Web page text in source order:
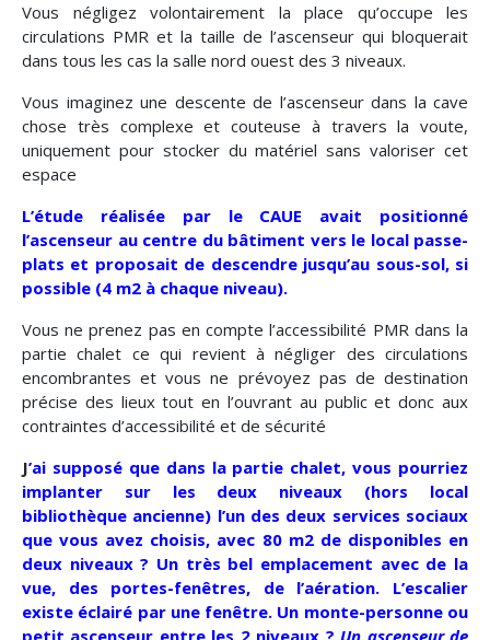
Vous négligez volontairement la place qu’occupe les
circulations PMR et la taille de l’ascenseur qui bloquerait
dans tous les cas la salle nord ouest des 3 niveaux.
Vous imaginez une descente de l’ascenseur dans la cave
chose très complexe et couteuse à travers la voute,
uniquement pour stocker du matériel sans valoriser cet
espace
L’étude réalisée par le CAUE avait positionné
l’ascenseur au centre du bâtiment vers le local passe-
plats et proposait de descendre jusqu’au sous-sol, si
possible (4 m2 à chaque niveau).
Vous ne prenez pas en compte l’accessibilité PMR dans la
partie chalet ce qui revient à négliger des circulations
encombrantes et vous ne prévoyez pas de destination
précise des lieux tout en l’ouvrant au public et donc aux
contraintes d’accessibilité et de sécurité
J’ai supposé que dans la partie chalet, vous pourriez
implanter sur les deux niveaux (hors local
bibliothèque ancienne) l’un des deux services sociaux
que vous avez choisis, avec 80 m2 de disponibles en
deux niveaux ? Un très bel emplacement avec de la
vue, des portes-fenêtres, de l’aération. L’escalier
existe éclairé par une fenêtre. Un monte-personne ou